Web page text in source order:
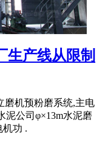
生产线从限制
磨机预粉磨系统,主电
泥公司φ×13m水泥磨
机功 .